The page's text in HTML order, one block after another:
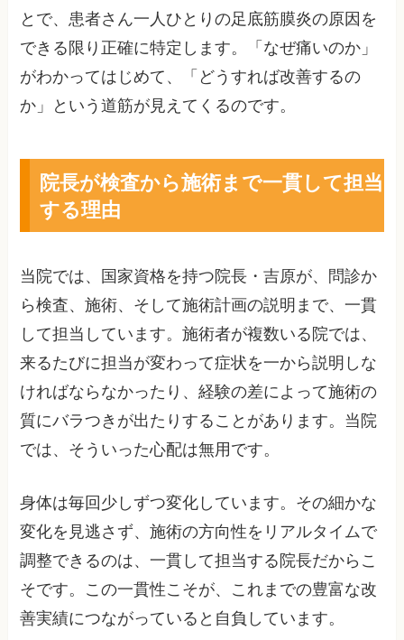
とで、患者さん一人ひとりの足底筋膜炎の原因を
できる限り正確に特定します。「なぜ痛いのか」
がわかってはじめて、「どうすれば改善するの
か」という道筋が見えてくるのです。
院長が検査から施術まで一貫して担当
する理由
当院では、国家資格を持つ院長・吉原が、問診か
ら検査、施術、そして施術計画の説明まで、一貫
して担当しています。施術者が複数いる院では、
来るたびに担当が変わって症状を一から説明しな
ければならなかったり、経験の差によって施術の
質にバラつきが出たりすることがあります。当院
では、そういった心配は無用です。
身体は毎回少しずつ変化しています。その細かな
変化を見逃さず、施術の方向性をリアルタイムで
調整できるのは、一貫して担当する院長だからこ
そです。この一貫性こそが、これまでの豊富な改
善実績につながっていると自負しています。